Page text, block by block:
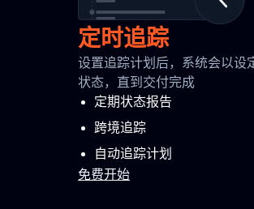
定时追踪
设置追踪计划后，系统会以设
状态，直到交付完成
定期状态报告
跨境追踪
自动追踪计划
免费开始